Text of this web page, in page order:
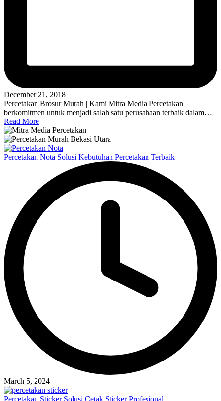
December 21, 2018
Percetakan Brosur Murah | Kami Mitra Media Percetakan
berkomitmen untuk menjadi salah satu perusahaan terbaik dalam…
Read More
Percetakan Nota Solusi Kebutuhan Percetakan Terbaik
March 5, 2024
Percetakan Sticker Solusi Cetak Sticker Profesional